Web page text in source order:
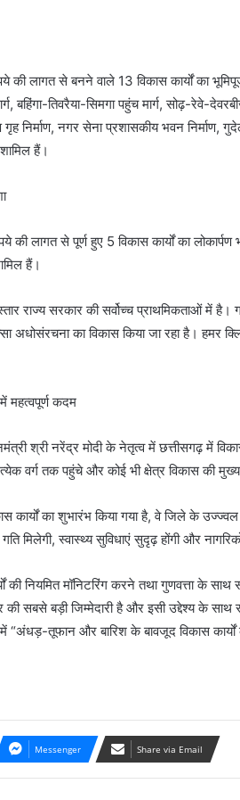
लागत से बनने वाले 13 विकास कार्यों का
बहिंगा-तिवरैया-सिमगा पहुंच मार्ग, सोढ़-रेवे-
निर्माण, नगर सेना प्रशासकीय भवन निर्माण,
हैं।
लागत से पूर्ण हुए 5 विकास कार्यों का लोकार्पण
हैं।
राज्य सरकार की सर्वोच्च प्राथमिकताओं में है।
अधोसंरचना का विकास किया जा रहा है। हमर
महत्वपूर्ण कदम
श्री नरेंद्र मोदी के नेतृत्व में छत्तीसगढ़ में
वर्ग तक पहुंचे और कोई भी क्षेत्र विकास की
कार्यों का शुभारंभ किया गया है, वे जिले के
मिलेगी, स्वास्थ्य सुविधाएं सुदृढ़ होंगी और
की नियमित मॉनिटरिंग करने तथा गुणवत्ता के
सबसे बड़ी जिम्मेदारी है और इसी उद्देश्य के
“अंधड़-तूफान और बारिश के बावजूद विकास
Messenger Share via Email